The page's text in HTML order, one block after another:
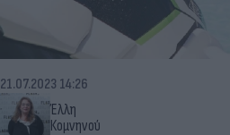
Έλλη
Κομνηνού
21.07.2023 14:26